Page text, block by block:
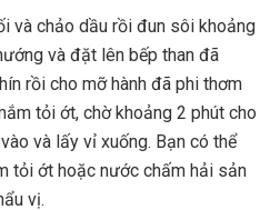
và chảo dầu rồi đun sôi khoảng
và đặt lên bếp than đã
rồi cho mỡ hành đã phi thơm
tỏi ớt, chờ khoảng 2 phút cho
và lấy vỉ xuống. Bạn có thể
tỏi ớt hoặc nước chấm hải sản
vị.